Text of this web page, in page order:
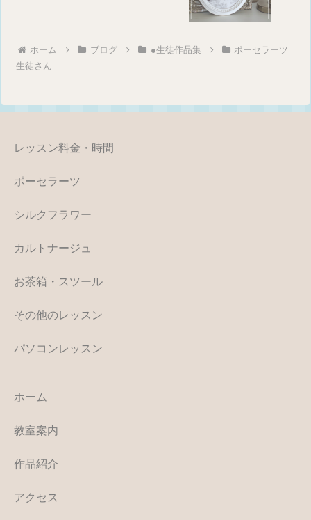
ホーム ブログ ●生徒作品集
ポーセラーツ
生徒さん
レッスン料金・時間
ポーセラーツ
シルクフラワー
カルトナージュ
お茶箱・スツール
その他のレッスン
パソコンレッスン
ホーム
教室案内
作品紹介
アクセス